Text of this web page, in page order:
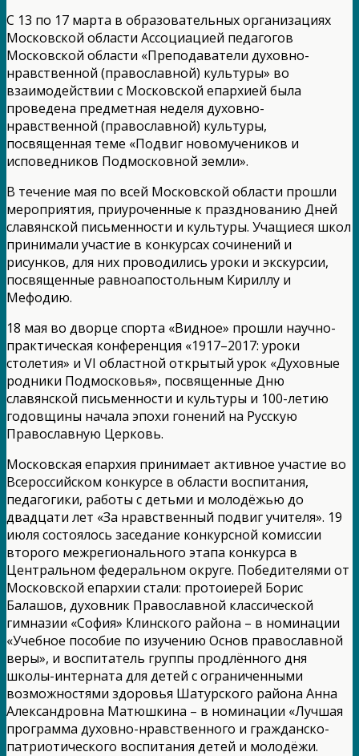
С 13 по 17 марта в образовательных организациях
Московской области Ассоциацией педагогов
Московской области «Преподаватели духовно-
нравственной (православной) культуры» во
взаимодействии с Московской епархией была
проведена предметная неделя духовно-
нравственной (православной) культуры,
посвященная теме «Подвиг новомучеников и
исповедников Подмосковной земли».
В течение мая по всей Московской области прошли
мероприятия, приуроченные к празднованию Дней
славянской письменности и культуры. Учащиеся школ
принимали участие в конкурсах сочинений и
рисунков, для них проводились уроки и экскурсии,
посвященные равноапостольным Кириллу и
Мефодию.
18 мая во дворце спорта «Видное» прошли научно-
практическая конференция «1917–2017: уроки
столетия» и VI областной открытый урок «Духовные
родники Подмосковья», посвященные Дню
славянской письменности и культуры и 100-летию
годовщины начала эпохи гонений на Русскую
Православную Церковь.
Московская епархия принимает активное участие во
Всероссийском конкурсе в области воспитания,
педагогики, работы с детьми и молодёжью до
двадцати лет «За нравственный подвиг учителя». 19
июля состоялось заседание конкурсной комиссии
второго межрегионального этапа конкурса в
Центральном федеральном округе. Победителями от
Московской епархии стали: протоиерей Борис
Балашов, духовник Православной классической
гимназии «София» Клинского района – в номинации
«Учебное пособие по изучению Основ православной
веры», и воспитатель группы продлённого дня
школы-интерната для детей с ограниченными
возможностями здоровья Шатурского района Анна
Александровна Матюшкина – в номинации «Лучшая
программа духовно-нравственного и гражданско-
патриотического воспитания детей и молодёжи.